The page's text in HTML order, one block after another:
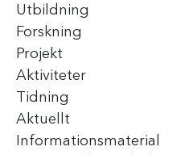
Utbildning
Forskning
Projekt
Aktiviteter
Tidning
Aktuellt
Informationsmaterial